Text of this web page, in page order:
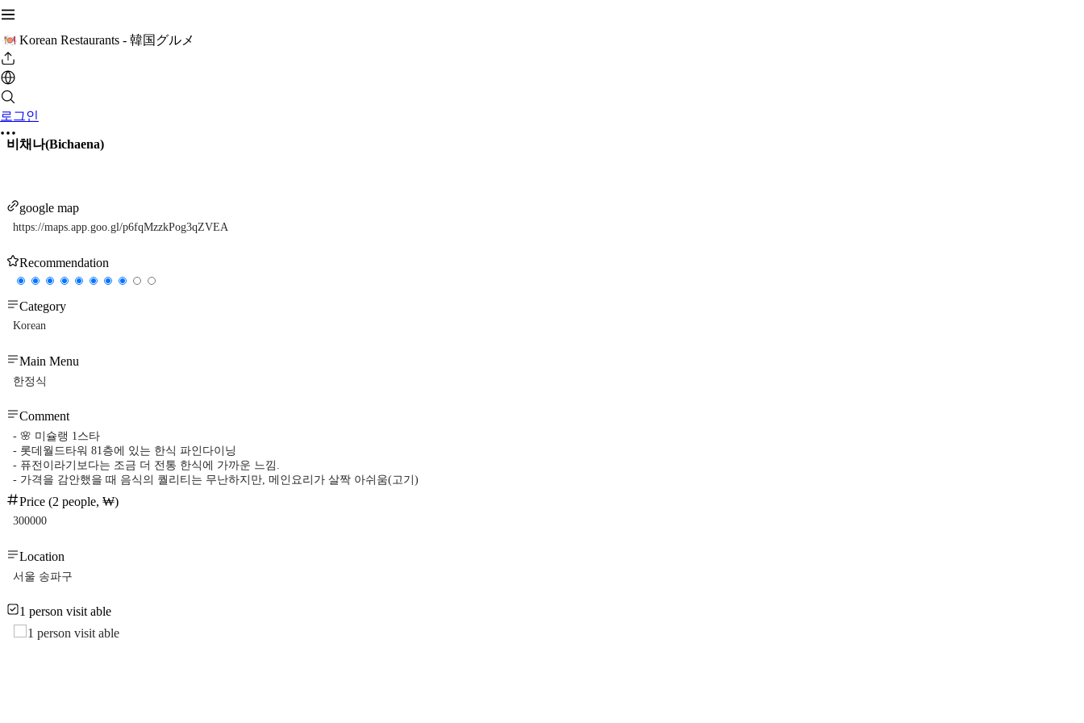
Korean Restaurants - 韓国グルメ
로그인
비채나(Bichaena)
google map
https://maps.app.goo.gl/p6fqMzzkPog3qZVEA
Recommendation
Category
Korean
Main Menu
한정식
Comment
- 🌸 미슐랭 1스타
- 롯데월드타워 81층에 있는 한식 파인다이닝
- 퓨전이라기보다는 조금 더 전통 한식에 가까운 느낌.
- 가격을 감안했을 때 음식의 퀄리티는 무난하지만, 메인요리가 살짝 아쉬움(고기)
Price (2 people, ₩)
300000
Location
서울 송파구
1 person visit able
1 person visit able